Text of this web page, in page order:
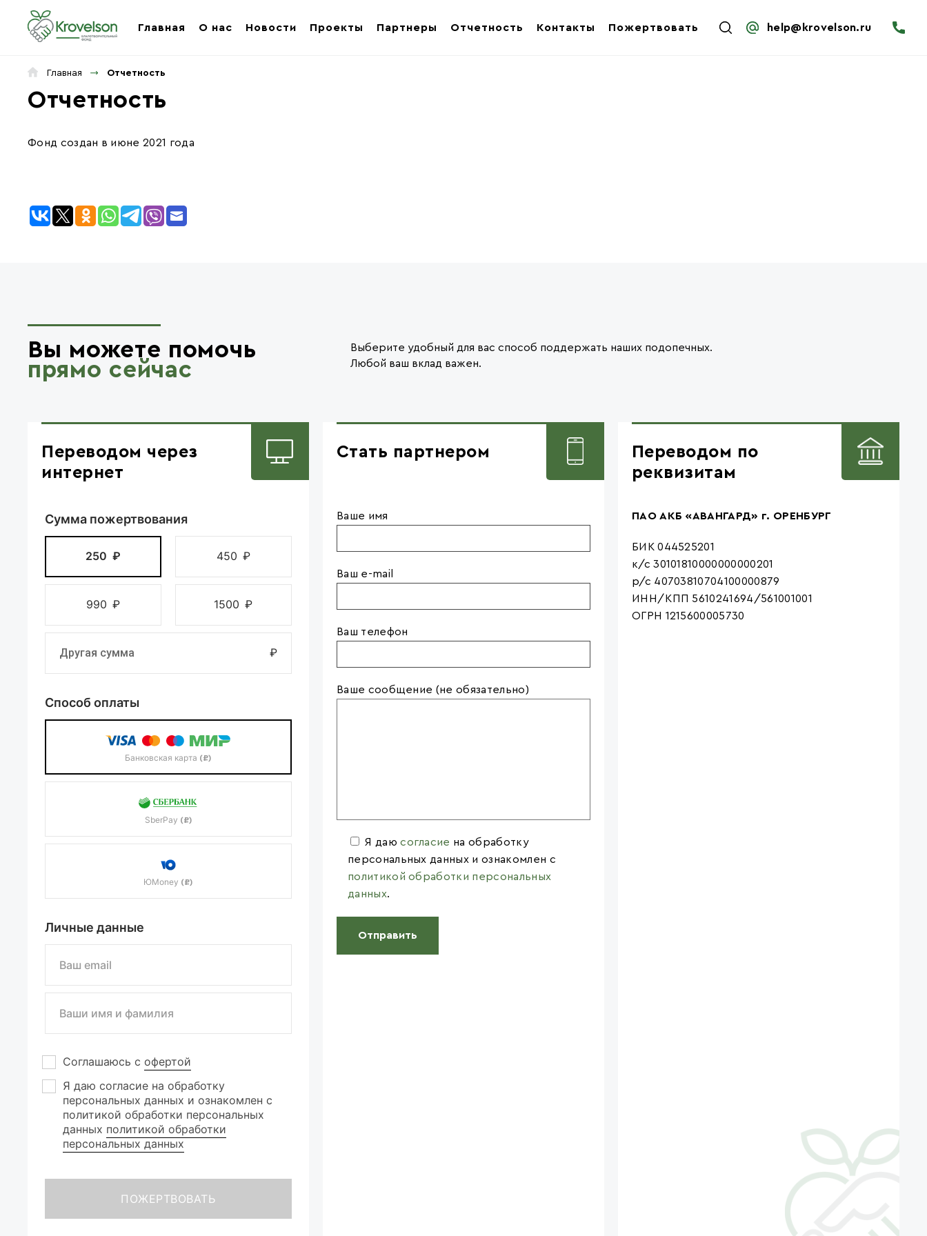
Главная О нас Новости Проекты Партнеры Отчетность Контакты Пожертвовать help@krovelson.ru
Главная Отчетность
Отчетность
Фонд создан в июне 2021 года
Вы можете помочь
прямо сейчас
Выберите удобный для вас способ поддержать наших подопечных.
Любой ваш вклад важен.
Переводом через
интернет
Сумма пожертвования
250 ₽ 450 ₽
990 ₽ 1500 ₽
₽
Способ оплаты
Банковская карта (₽)
SberPay (₽)
ЮMoney (₽)
Личные данные
Соглашаюсь с офертой
Я даю согласие на обработку
персональных данных и ознакомлен с
политикой обработки персональных
данных политикой обработки
персональных данных
Стать партнером
Ваше имя
Ваш e-mail
Ваш телефон
Ваше сообщение (не обязательно)
Я даюсогласие на обработку
персональных данных и ознакомлен с
политикой обработки персональных
данных.
Переводом по
реквизитам
ПАО АКБ «АВАНГАРД» г. ОРЕНБУРГ
БИК 044525201
к/с 30101810000000000201
р/с 40703810704100000879
ИНН/КПП 5610241694/561001001
ОГРН 1215600005730